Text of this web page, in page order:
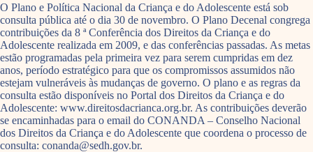
O Plano e Política Nacional da Criança e do Adolescente está sob
consulta pública até o dia 30 de novembro. O Plano Decenal congrega
contribuições da 8 ª Conferência dos Direitos da Criança e do
Adolescente realizada em 2009, e das conferências passadas. As metas
estão programadas pela primeira vez para serem cumpridas em dez
anos, período estratégico para que os compromissos assumidos não
estejam vulneráveis às mudanças de governo. O plano e as regras da
consulta estão disponíveis no Portal dos Direitos da Criança e do
Adolescente: www.direitosdacrianca.org.br. As contribuições deverão
se encaminhadas para o email do CONANDA – Conselho Nacional
dos Direitos da Criança e do Adolescente que coordena o processo de
consulta: conanda@sedh.gov.br.